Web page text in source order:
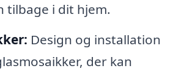
tilbage i dit hjem.
Design og installation
der kan